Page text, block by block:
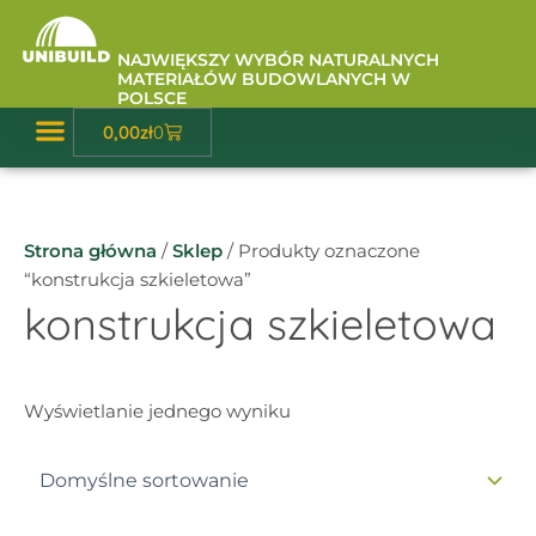
Przejdź
NAJWIĘKSZY WYBÓR NATURALNYCH
MATERIAŁÓW BUDOWLANYCH W
POLSCE
0,00zł0
Wózek
Strona główna /Sklep / Produkty oznaczone
“konstrukcja szkieletowa”
konstrukcja szkieletowa
Wyświetlanie jednego wyniku